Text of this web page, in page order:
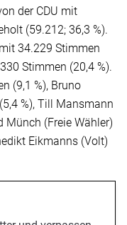
der CDU mit
(59.212; 36,3 %).
34.229 Stimmen
Stimmen (20,4 %).
(9,1 %), Bruno
%), Till Mansmann
Münch (Freie Wähler)
Eikmanns (Volt)